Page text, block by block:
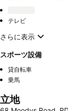
テレビ
さらに表示
スポーツ設備
貸自転車
乗馬
立地